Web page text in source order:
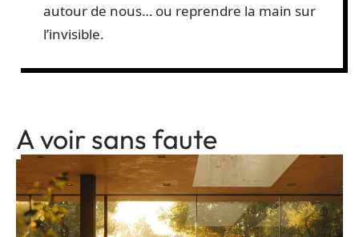
autour de nous… ou reprendre la main sur
l’invisible.
A voir sans faute